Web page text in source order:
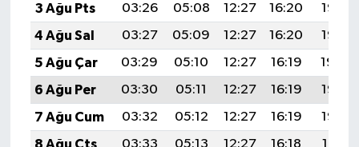
3 Ağu Pts
03:26 05:08 12:27 16:20
19:37
4 Ağu Sal
03:27 05:09 12:27 16:20
19:36
5 Ağu Çar
03:29 05:10 12:27 16:19
19:34
6 Ağu Per
03:30 05:11 12:27 16:19
19:33
7 Ağu Cum
03:32 05:12 12:27 16:19
19:32
Turizm
ÜLKE GÜNDEMİ
YAŞAM